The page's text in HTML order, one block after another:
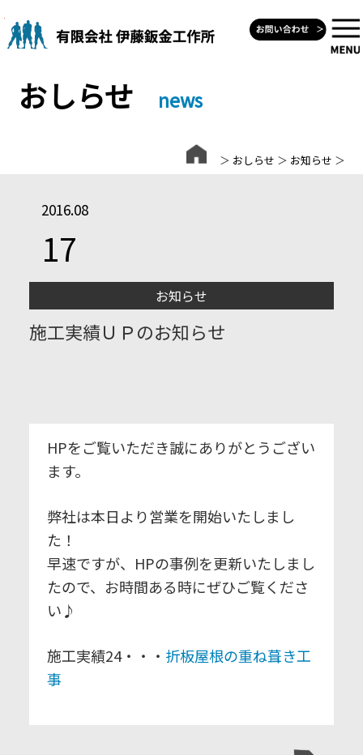
to
content
おしらせ news
＞ おしらせ ＞ お知らせ ＞
2016.08
17
お知らせ
施工実績ＵＰのお知らせ
HPをご覧いただき誠にありがとうござい
ます。
弊社は本日より営業を開始いたしまし
た！
早速ですが、HPの事例を更新いたしまし
たので、お時間ある時にぜひご覧くださ
い♪
施工実績24・・・ 折板屋根の重ね葺き工
事